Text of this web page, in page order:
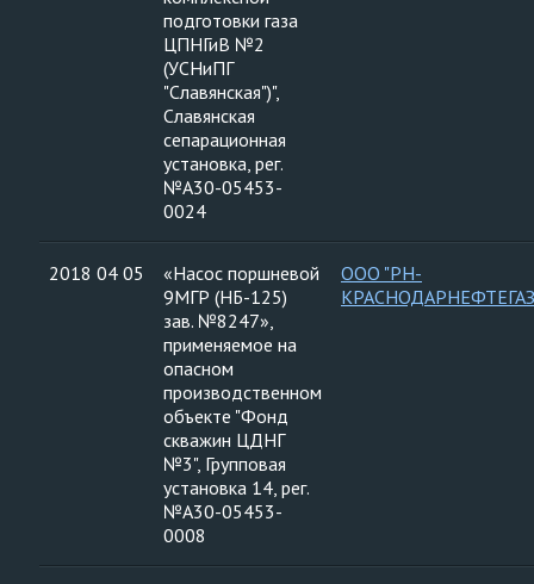
подготовки газа
ЦПНГиВ №2
(УСНиПГ
"Славянская")",
Славянская
сепарационная
установка, рег.
№А30-05453-
0024
2018 04 05
«Насос поршневой
9МГР (НБ-125)
зав. №8247»,
применяемое на
опасном
производственном
объекте "Фонд
скважин ЦДНГ
№3", Групповая
установка 14, рег.
№А30-05453-
0008
ООО "РН-